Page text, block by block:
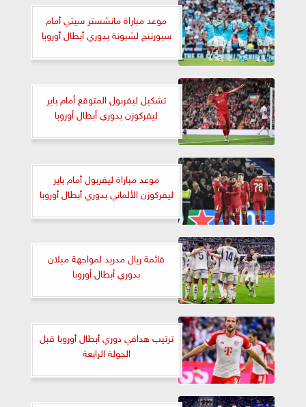
موعد مباراة مانشستر سيتي أمام
سبورتنج لشبونة بدوري أبطال أوروبا
تشكيل ليفربول المتوقع أمام باير
ليفركوزن بدوري أبطال أوروبا
موعد مباراة ليفربول أمام باير
ليفركوزن الألماني بدوري أبطال أوروبا
قائمة ريال مدريد لمواجهة ميلان
بدوري أبطال أوروبا
ترتيب هدافي دوري أبطال أوروبا قبل
الجولة الرابعة